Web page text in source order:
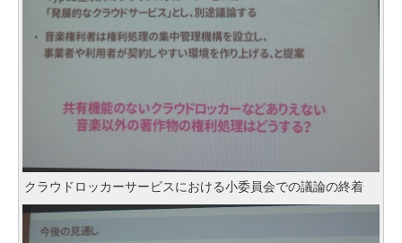
クラウドロッカーサービスにおける小委員会での議論の終着